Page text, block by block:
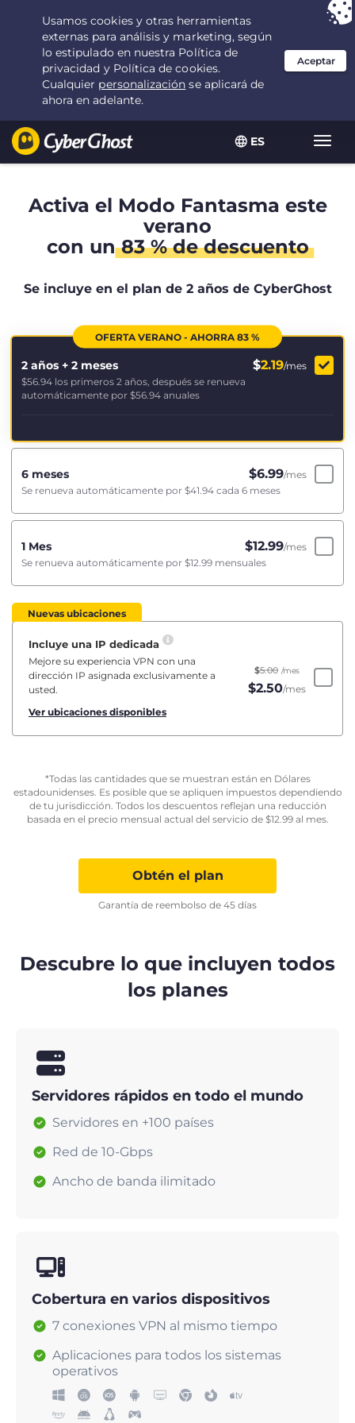
ES
Tu elección: la mejor ofertadurante 2.1666666666667 años por $
2.19
/mes
Activa el Modo Fantasma este
verano
con un83 % de descuento
Se incluye en el plan de 2 años de CyberGhost
OFERTA VERANO - AHORRA 83 %
2 años + 2 meses $2.19/mes
$56.94 los primeros 2 años, después se renueva
automáticamente por $56.94 anuales
6 meses $6.99/mes
Se renueva automáticamente por $41.94 cada 6 meses
1 Mes $12.99/mes
Se renueva automáticamente por $12.99 mensuales
Nuevas ubicaciones
Incluye una IP dedicada
Mejore su experiencia VPN con una
dirección IP asignada exclusivamente a
usted.
Ver ubicaciones disponibles
$5.00 /mes
$2.50/mes
*Todas las cantidades que se muestran están en Dólares
estadounidenses. Es posible que se apliquen impuestos dependiendo
de tu jurisdicción. Todos los descuentos reflejan una reducción
basada en el precio mensual actual del servicio de $12.99al mes.
Obtén el plan
Garantía de reembolso de 45 días
Descubre lo que incluyen todos
los planes
Servidores rápidos en todo el mundo
Servidores en +100 países
Red de 10-Gbps
Ancho de banda ilimitado
Cobertura en varios dispositivos
7 conexiones VPN al mismo tiempo
Aplicaciones para todos los sistemas
operativos